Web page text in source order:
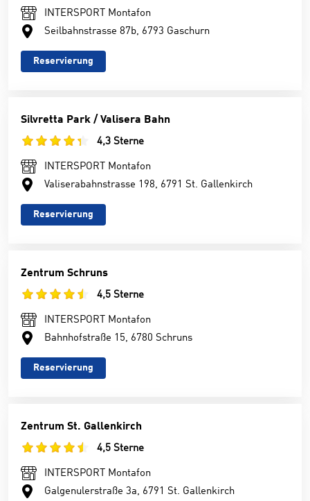
INTERSPORT Montafon
Seilbahnstrasse 87b, 6793 Gaschurn
Reservierung
Silvretta Park / Valisera Bahn
4,3 Sterne
INTERSPORT Montafon
Valiserabahnstrasse 198, 6791 St. Gallenkirch
Reservierung
Zentrum Schruns
4,5 Sterne
INTERSPORT Montafon
Bahnhofstraße 15, 6780 Schruns
Reservierung
Zentrum St. Gallenkirch
4,5 Sterne
INTERSPORT Montafon
Galgenulerstraße 3a, 6791 St. Gallenkirch